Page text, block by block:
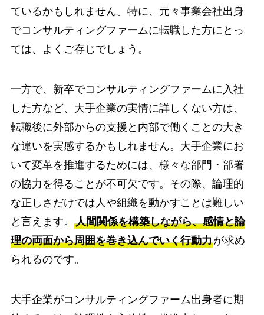
ているかもしれません。特に、元々事業会社出身
でコンサルティングファームに転職した方にとっ
ては、よくご存じでしょう。
一方で、新卒でコンサルティングファームに入社
した方など、大手企業の実情に詳しくない方は、
転職後に外部からの支援と内部で働くことの大き
な違いを実感するかもしれません。大手企業にお
いて変革を推進するためには、様々な部門・部署
の協力を得ることが不可欠です。その際、論理的
な正しさだけでは人や組織を動かすことは難しい
と言えます。 人間関係を構築しながら、感情と論
理の両面から周囲を巻き込んでいく行動力が求め
られるのです。
大手企業がコンサルティングファーム出身者に期